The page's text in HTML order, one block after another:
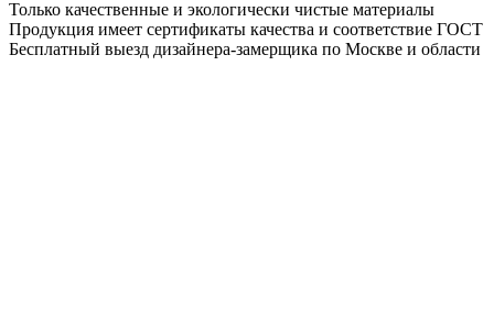
Только качественные и экологически чистые материалы
Продукция имеет сертификаты качества и соответствие ГОСТ
Бесплатный выезд дизайнера-замерщика по Москве и области